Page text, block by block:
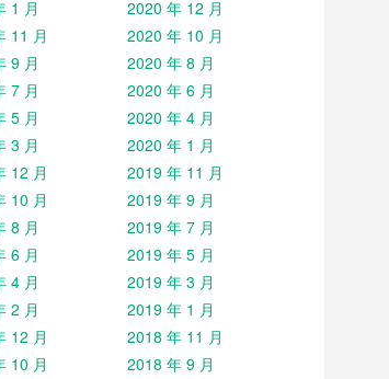
1 月
2020 年 12 月
11 月
2020 年 10 月
9 月
2020 年 8 月
7 月
2020 年 6 月
5 月
2020 年 4 月
3 月
2020 年 1 月
12 月
2019 年 11 月
10 月
2019 年 9 月
8 月
2019 年 7 月
6 月
2019 年 5 月
4 月
2019 年 3 月
2 月
2019 年 1 月
12 月
2018 年 11 月
10 月
2018 年 9 月